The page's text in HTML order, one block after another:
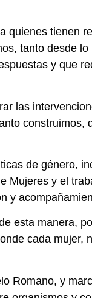
quienes tienen
tanto desde lo
y que
las
construimos,
de género,
Mujeres y el
y
esta manera,
cada mujer,
Romano, y